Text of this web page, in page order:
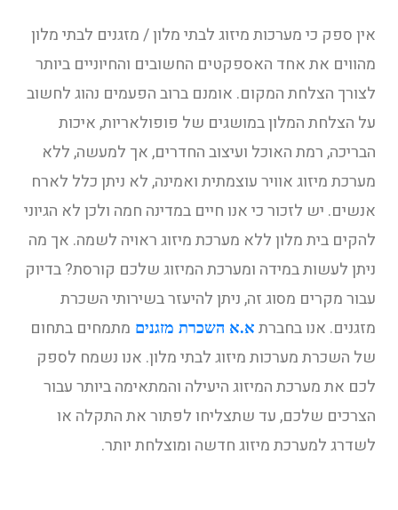
אין ספק כי מערכות מיזוג לבתי מלון / מזגנים לבתי מלון
מהווים את אחד האספקטים החשובים והחיוניים ביותר
לצורך הצלחת המקום. אומנם ברוב הפעמים נהוג לחשוב
על הצלחת המלון במושגים של פופולאריות, איכות
הבריכה, רמת האוכל ועיצוב החדרים, אך למעשה, ללא
מערכת מיזוג אוויר עוצמתית ואמינה, לא ניתן כלל לארח
אנשים. יש לזכור כי אנו חיים במדינה חמה ולכן לא הגיוני
להקים בית מלון ללא מערכת מיזוג ראויה לשמה. אך מה
ניתן לעשות במידה ומערכת המיזוג שלכם קורסת? בדיוק
עבור מקרים מסוג זה, ניתן להיעזר בשירותי השכרת
מזגנים. אנו בחברת א.א השכרת מזגנים מתמחים בתחום
של השכרת מערכות מיזוג לבתי מלון. אנו נשמח לספק
לכם את מערכת המיזוג היעילה והמתאימה ביותר עבור
הצרכים שלכם, עד שתצליחו לפתור את התקלה או
לשדרג למערכת מיזוג חדשה ומוצלחת יותר.